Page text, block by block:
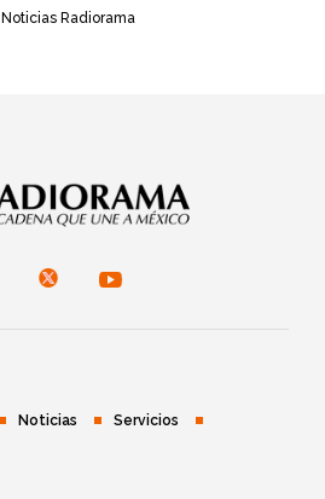
Noticias Radiorama
Noticias Servicios